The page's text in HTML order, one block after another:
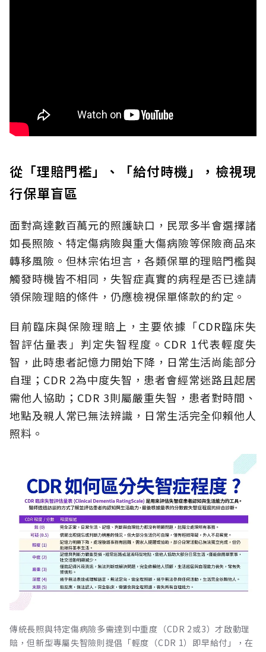
從「理賠門檻」、「給付時機」，檢視現
行保單盲區
面對高達數百萬元的照護缺口，民眾多半會選擇諸
如長照險、特定傷病險與重大傷病險等保險商品來
轉移風險。但林宗佑坦言，各類保單的理賠門檻與
觸發時機皆不相同，失智症真實的病程是否已達請
領保險理賠的條件，仍應檢視保單條款的約定。
目前臨床與保險理賠上，主要依據「CDR臨床失
智評估量表」判定失智程度。CDR 1代表輕度失
智，此時患者記憶力開始下降，日常生活尚能部分
自理；CDR 2為中度失智，患者會經常迷路且起居
需他人協助；CDR 3則屬嚴重失智，患者對時間、
地點及親人常已無法辨識，日常生活完全仰賴他人
照料。
傳統長照與特定傷病險多需達到中重度（CDR 2或3）才啟動理
賠，但新型專屬失智險則提倡「輕度（CDR 1）即早給付」，在